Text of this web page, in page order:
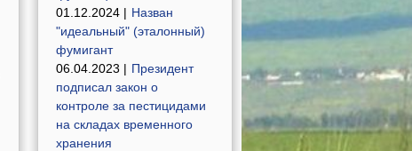
01.12.2024 | Назван
"идеальный" (эталонный)
фумигант
06.04.2023 | Президент
подписал закон о
контроле за пестицидами
на складах временного
хранения